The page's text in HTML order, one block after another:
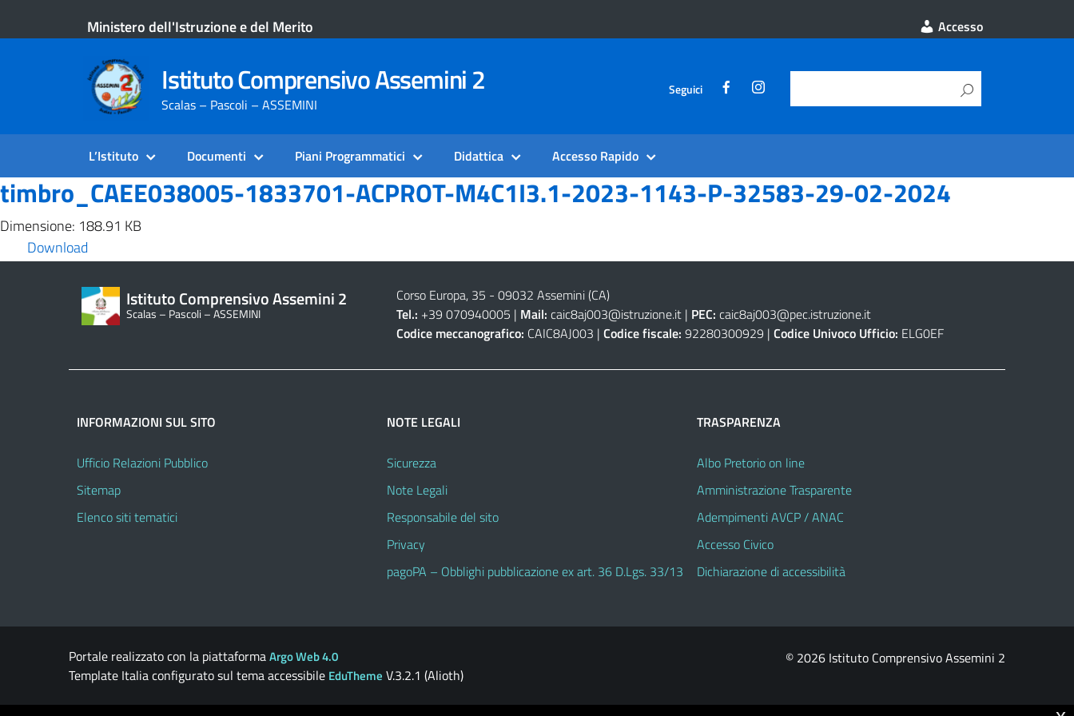
Ministero dell'Istruzione e del Merito Accesso
Istituto Comprensivo Assemini 2
Scalas – Pascoli – ASSEMINI
Seguici
L’Istituto Documenti Piani Programmatici Didattica Accesso Rapido
timbro_CAEE038005-1833701-ACPROT-M4C1I3.1-2023-1143-P-32583-29-02-2024
Dimensione: 188.91 KB
Download
Istituto Comprensivo Assemini 2
Scalas – Pascoli – ASSEMINI
Corso Europa, 35 - 09032 Assemini (CA)
Tel.: +39 070940005 | Mail: caic8aj003@istruzione.it| PEC: caic8aj003@pec.istruzione.it
Codice meccanografico: CAIC8AJ003 | Codice fiscale: 92280300929 | Codice Univoco Ufficio: ELG0EF
INFORMAZIONI SUL SITO
Ufficio Relazioni Pubblico
Sitemap
Elenco siti tematici
NOTE LEGALI
Sicurezza
Note Legali
Responsabile del sito
Privacy
pagoPA – Obblighi pubblicazione ex art. 36 D.Lgs. 33/13
TRASPARENZA
Albo Pretorio on line
Amministrazione Trasparente
Adempimenti AVCP / ANAC
Accesso Civico
Dichiarazione di accessibilità
Portale realizzato con la piattaformaArgo Web 4.0
Template Italia configurato sul tema accessibile EduTheme V.3.2.1 (Alioth)
© 2026 Istituto Comprensivo Assemini 2